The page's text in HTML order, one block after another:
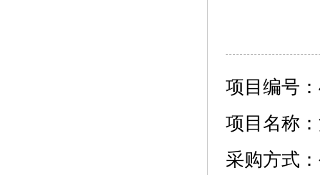
项目编号：
项目名称
采购方式